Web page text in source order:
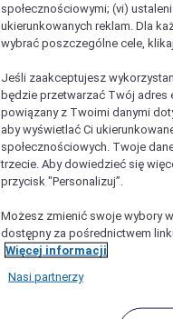
społecznościowymi; (vi)
ukierunkowanych reklam. Dla
wybrać poszczególne cele,
Jeśli zaakceptujesz
będzie przetwarzać Twój adres
powiązany z Twoimi danymi
aby wyświetlać Ci
społecznościowych. Twoje
trzecie. Aby dowiedzieć się
przycisk "Personalizuj”.
Możesz zmienić swoje wybory
dostępny za pośrednictwem
Więcej informacji
Nasi partnerzy